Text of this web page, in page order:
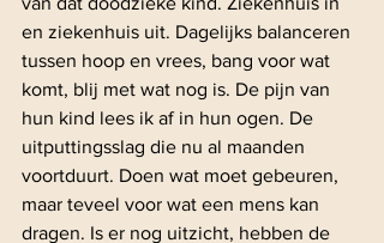
en ziekenhuis uit. Dagelijks balanceren
tussen hoop en vrees, bang voor wat
komt, blij met wat nog is. De pijn van
hun kind lees ik af in hun ogen. De
uitputtingsslag die nu al maanden
voortduurt. Doen wat moet gebeuren,
maar teveel voor wat een mens kan
dragen. Is er nog uitzicht, hebben de